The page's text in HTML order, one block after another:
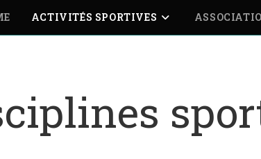
ACTIVITÉS SPORTIVES